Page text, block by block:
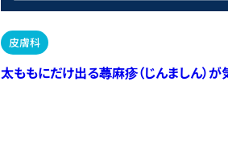
皮膚科
太ももにだけ出る蕁麻疹（じんましん）